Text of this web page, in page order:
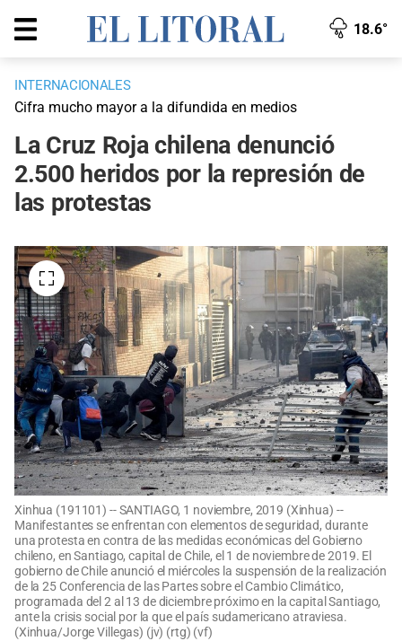
18.6°
INTERNACIONALES
Cifra mucho mayor a la difundida en medios
La Cruz Roja chilena denunció
2.500 heridos por la represión de
las protestas
Xinhua (191101) -- SANTIAGO, 1 noviembre, 2019 (Xinhua) --
Manifestantes se enfrentan con elementos de seguridad, durante
una protesta en contra de las medidas económicas del Gobierno
chileno, en Santiago, capital de Chile, el 1 de noviembre de 2019. El
gobierno de Chile anunció el miércoles la suspensión de la realización
de la 25 Conferencia de las Partes sobre el Cambio Climático,
programada del 2 al 13 de diciembre próximo en la capital Santiago,
ante la crisis social por la que el país sudamericano atraviesa.
(Xinhua/Jorge Villegas) (jv) (rtg) (vf)